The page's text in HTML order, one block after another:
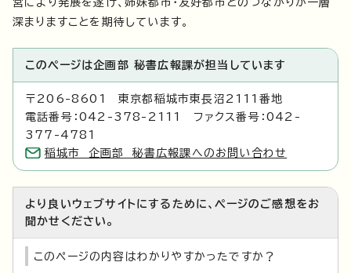
営により発展を遂げ、姉妹都市・友好都市とのつながりが一層
深まりますことを期待しています。
このページは企画部 秘書広報課が担当しています
〒206-8601 東京都稲城市東長沼2111番地
電話番号：042-378-2111 ファクス番号：042-
377-4781
稲城市 企画部 秘書広報課へのお問い合わせ
より良いウェブサイトにするために、ページのご感想をお
聞かせください。
このページの内容はわかりやすかったですか？